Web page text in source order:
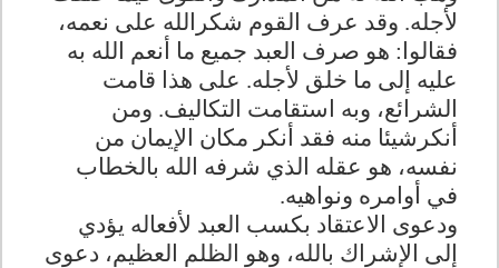
لأجله. وقد عرف القوم شكرالله على نعمه،
فقالوا: هو صرف العبد جميع ما أنعم الله به
عليه إلى ما خلق لأجله. على هذا قامت
الشرائع، وبه استقامت التكاليف. ومن
أنكرشيئا منه فقد أنكر مكان الإيمان من
نفسه، هو عقله الذي شرفه الله بالخطاب
في أوامره ونواهيه.
ودعوى الاعتقاد بكسب العبد لأفعاله يؤدي
إلى الإشراك بالله، وهو الظلم العظيم، دعوى